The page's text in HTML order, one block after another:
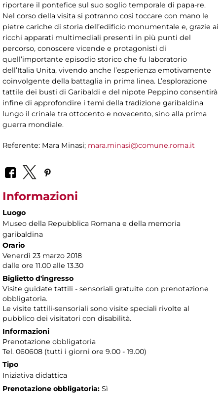
riportare il pontefice sul suo soglio temporale di papa-re.
Nel corso della visita si potranno così toccare con mano le
pietre cariche di storia dell’edificio monumentale e, grazie ai
ricchi apparati multimediali presenti in più punti del
percorso, conoscere vicende e protagonisti di
quell’importante episodio storico che fu laboratorio
dell’Italia Unita, vivendo anche l’esperienza emotivamente
coinvolgente della battaglia in prima linea. L’esplorazione
tattile dei busti di Garibaldi e del nipote Peppino consentirà
infine di approfondire i temi della tradizione garibaldina
lungo il crinale tra ottocento e novecento, sino alla prima
guerra mondiale.
Referente: Mara Minasi; mara.minasi@comune.roma.it
Informazioni
Luogo
Museo della Repubblica Romana e della memoria
garibaldina
Orario
Venerdì 23 marzo 2018
dalle ore 11.00 alle 13.30
Biglietto d'ingresso
Visite guidate tattili - sensoriali gratuite con prenotazione
obbligatoria.
Le visite tattili-sensoriali sono visite speciali rivolte al
pubblico dei visitatori con disabilità.
Informazioni
Prenotazione obbligatoria
Tel. 060608 (tutti i giorni ore 9.00 - 19.00)
Tipo
Iniziativa didattica
Prenotazione obbligatoria: Sì